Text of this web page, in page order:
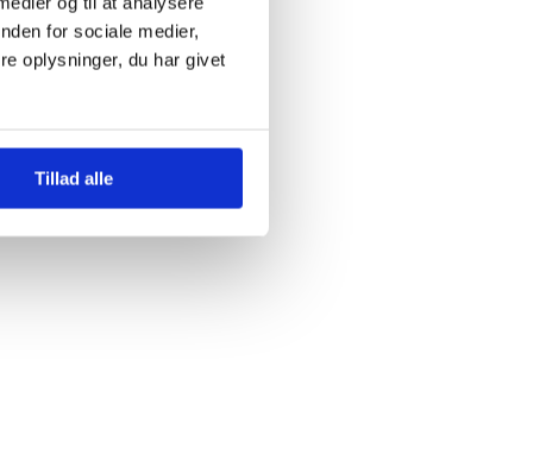
for sociale medier,
oplysninger, du har givet
Tillad alle